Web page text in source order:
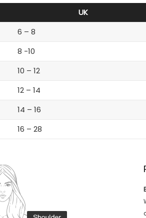
UK
6 – 8
8 -10
10 – 12
12 – 14
14 – 16
16 – 28